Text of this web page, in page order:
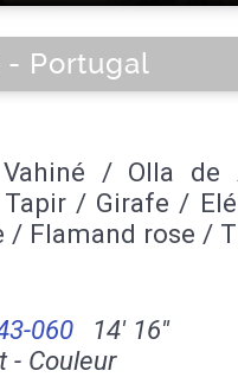
- Portugal
/ Olla de
Tapir / Girafe /
/ Flamand rose /
060
14' 16''
- Couleur